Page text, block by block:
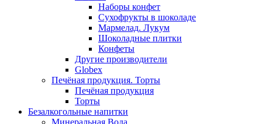
Наборы конфет
Сухофрукты в шоколаде
Мармелад. Лукум
Шоколадные плитки
Конфеты
Другие производители
Globex
Печёная продукция. Торты
Печёная продукция
Торты
Безалкогольные напитки
Минеральная Вода